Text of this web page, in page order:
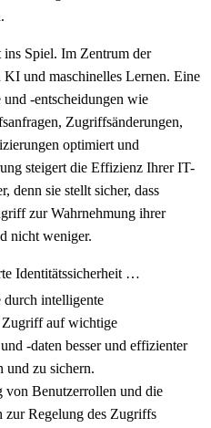
Spiel. Im Zentrum der
und maschinelles Lernen. Eine
und -entscheidungen wie
Zugriffsänderungen,
optimiert und
steigert die Effizienz Ihrer IT-
denn sie stellt sicher, dass
zur Wahrnehmung ihrer
nicht weniger.
Identitätssicherheit …
durch intelligente
Zugriff auf wichtige
-daten besser und effizienter
und zu sichern.
von Benutzerrollen und die
Regelung des Zugriffs